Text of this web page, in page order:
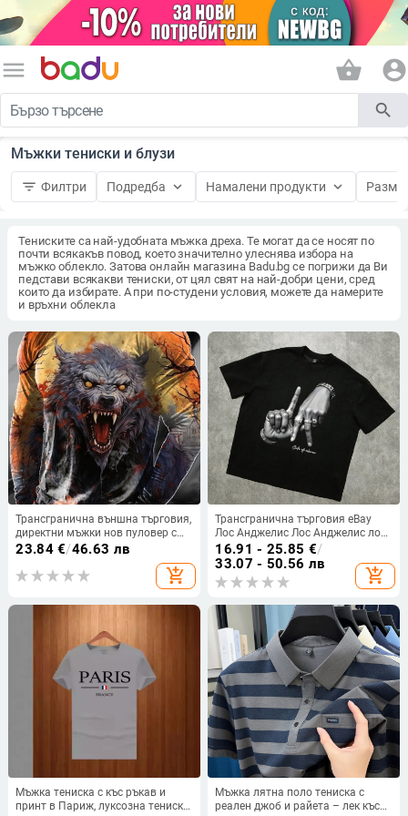
menu shopping_basket account_circle
search
Мъжки тениски и блузи
filter_list Филтри Подредба keyboard_arrow_down Намалени продукти keyboard_arrow_down
Тениските са най-удобната мъжка дреха. Те могат да се носят по
почти всякакъв повод, което значително улеснява избора на
мъжко облекло. Затова онлайн магазина Badu.bg се погрижи да Ви
педстави всякакви тениски, от цял свят на най-добри цени, сред
които да избирате. А при по-студени условия, можете да намерите
и връхни облекла
Трансгранична външна търговия,
директни мъжки нов пуловер с
кръгло деколте и дълъг ръкав,
23.84€/46.63 лв
add_shopping_cart
Трансгранична търговия eBay
Лос Анджелис Лос Анджелис лого
с жестове, свободна ежедневна
тениска с кръгло деколте и къс
ръкав
16.91 - 25.85 €/
33.07 - 50.56 лв
add_shopping_cart
Мъжка тениска с къс ръкав и
принт в Париж, луксозна тениска
Мъжка лятна поло тениска с
реален джоб и райета – лек къс